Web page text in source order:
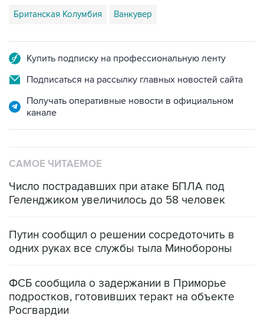
Британская Колумбия Ванкувер
Купить подписку на профессиональную ленту
Подписаться на рассылку главных новостей сайта
Получать оперативные новости в официальном
канале
САМОЕ ЧИТАЕМОЕ
Число пострадавших при атаке БПЛА под
Геленджиком увеличилось до 58 человек
Путин сообщил о решении сосредоточить в
одних руках все службы тыла Минобороны
ФСБ сообщила о задержании в Приморье
подростков, готовивших теракт на объекте
Росгвардии